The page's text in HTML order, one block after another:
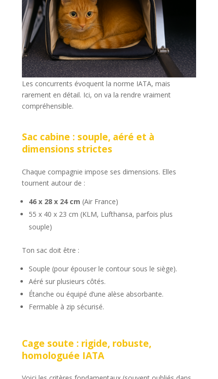
Les concurrents évoquent la norme IATA, mais
rarement en détail. Ici, on va la rendre vraiment
compréhensible.
Sac cabine : souple, aéré et à
dimensions strictes
Chaque compagnie impose ses dimensions. Elles
tournent autour de :
46 x 28 x 24 cm (Air France)
55 x 40 x 23 cm (KLM, Lufthansa, parfois plus
souple)
Ton sac doit être :
Souple (pour épouser le contour sous le siège).
Aéré sur plusieurs côtés.
Étanche ou équipé d’une alèse absorbante.
Fermable à zip sécurisé.
Cage soute : rigide, robuste,
homologuée IATA